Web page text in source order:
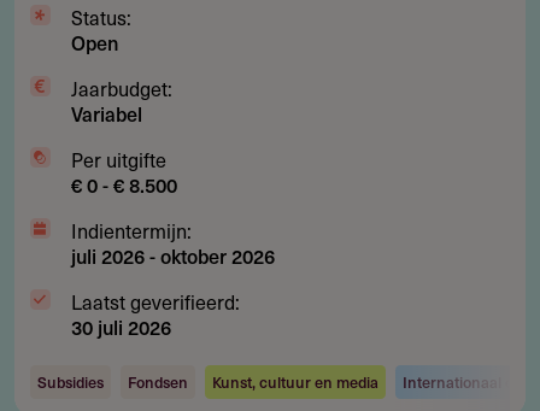
Status:
Open
Jaarbudget:
Variabel
Per uitgifte
€ 0 - € 8.500
Indientermijn:
juli 2026-oktober 2026
Laatst geverifieerd:
30 juli 2026
Subsidies Fondsen Kunst, cultuur en media Internationaal